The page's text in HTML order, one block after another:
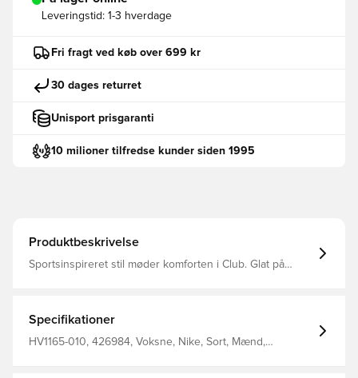
Leveringstid: 1-3 hverdage
Fri fragt ved køb over 699 kr
30 dages returret
Unisport prisgaranti
10 milioner tilfredse kunder siden 1995
Produktbeskrivelse
Sportsinspireret stil møder komforten i Club. Glat på
sædet og lårene Jakke i pullover-stil har hætte med snor
og lomme Bukserne har elastisk linning med snor og
håndlommer Lavet af: Top: Krop: 80% bomuld/ 20%
Specifikationer
HV1165-010, 426984, Voksne, Nike, Sort, Mænd,